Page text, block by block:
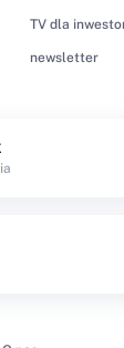
TV dla
newsletter